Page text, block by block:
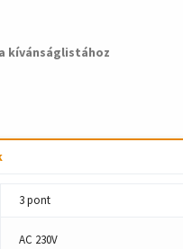
kívánságlistához
3 pont
AC 230V